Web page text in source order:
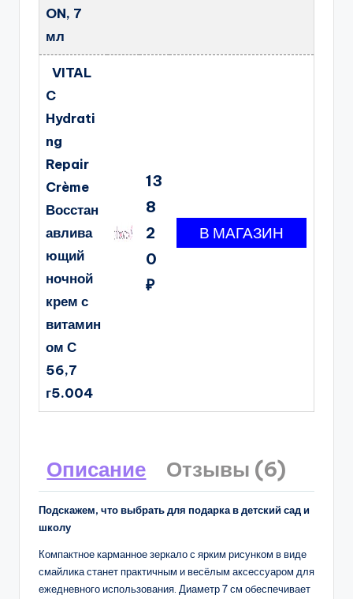
ON, 7
мл
VITAL
C
Hydrati
ng
Repair
Crème
Восстан
авлива
ющий
ночной
крем с
витамин
ом С
56,7
г5.004
13
8
2
0
₽
Описание Отзывы (6)
Подскажем, что выбрать для подарка в детский сад и
школу
Компактное карманное зеркало с ярким рисунком в виде
смайлика станет практичным и весёлым аксессуаром для
ежедневного использования. Диаметр 7 см обеспечивает